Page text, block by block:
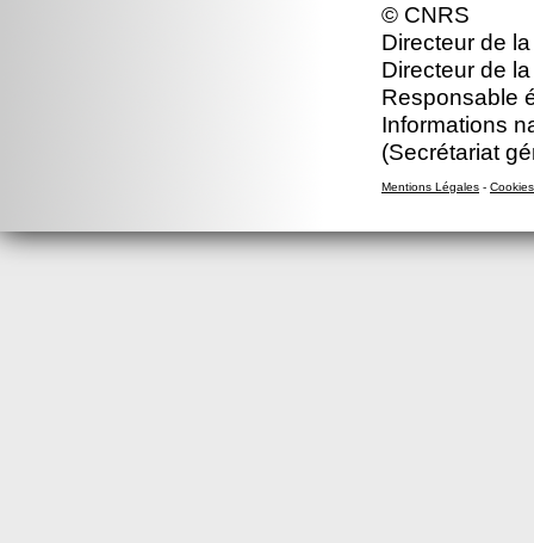
© CNRS
Directeur de
Directeur de
Responsable
Informations
(Secrétariat
Mentions Légales - Cookies